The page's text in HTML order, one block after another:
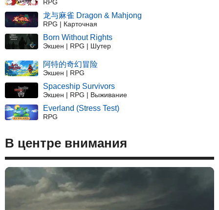
RPG
龙与麻雀 Dragon & Mahjong
RPG | Карточная
Born Without Rights
Экшен | RPG | Шутер
阿特的奇幻冒险
Экшен | RPG
Spaceship Survivors
Экшен | RPG | Выживание
Everland (Stress Test)
RPG
В центре внимания